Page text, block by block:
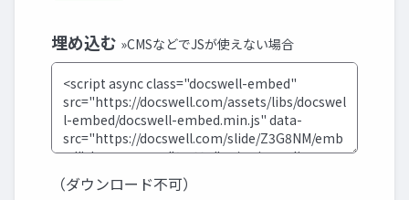
埋め込む »CMSなどでJSが使えない場合
（ダウンロード不可）